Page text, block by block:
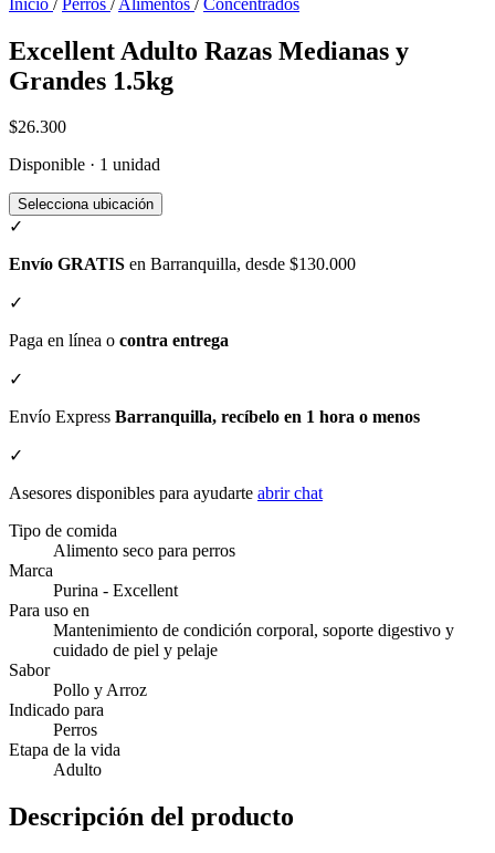
Excellent Adulto Razas Medianas y
Grandes 1.5kg
$26.300
Disponible · 1 unidad
Selecciona ubicación
✓
Envío GRATIS en Barranquilla, desde $130.000
✓
Paga en línea o contra entrega
✓
Envío Express Barranquilla, recíbelo en 1 hora o menos
✓
Asesores disponibles para ayudarte abrir chat
Tipo de comida
Alimento seco para perros
Marca
Purina - Excellent
Para uso en
Mantenimiento de condición corporal, soporte digestivo y
cuidado de piel y pelaje
Sabor
Pollo y Arroz
Indicado para
Perros
Etapa de la vida
Adulto
Descripción del producto